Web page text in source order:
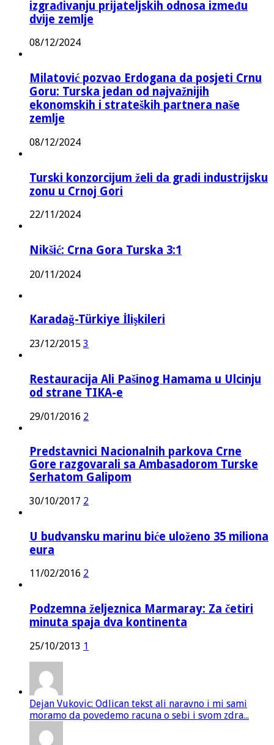
izgrađivanju prijateljskih odnosa između
dvije zemlje
08/12/2024
Milatović pozvao Erdogana da posjeti Crnu
Goru: Turska jedan od najvažnijih
ekonomskih i strateških partnera naše
zemlje
08/12/2024
Turski konzorcijum želi da gradi industrijsku
zonu u Crnoj Gori
22/11/2024
Nikšić: Crna Gora Turska 3:1
20/11/2024
Karadağ-Türkiye İlişkileri
23/12/2015 3
Restauracija Ali Pašinog Hamama u Ulcinju
od strane TIKA-e
29/01/2016 2
Predstavnici Nacionalnih parkova Crne
Gore razgovarali sa Ambasadorom Turske
Serhatom Galipom
30/10/2017 2
U budvansku marinu biće uloženo 35 miliona
eura
11/02/2016 2
Podzemna željeznica Marmaray: Za četiri
minuta spaja dva kontinenta
25/10/2013 1
Dejan Vukovic: Odlican tekst ali naravno i mi sami
moramo da povedemo racuna o sebi i svom zdra...